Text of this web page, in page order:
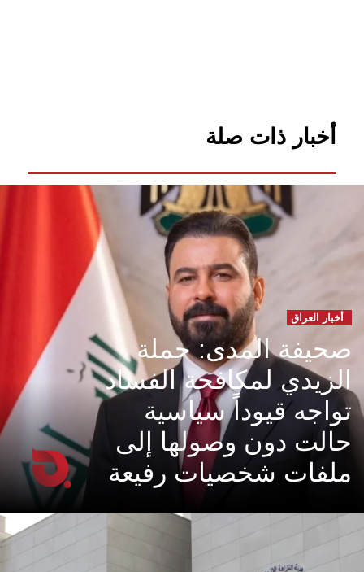
أخبار ذات صلة
أخبار العراق
صحيفة المدى: حملة
الزيدي لمكافحة الفساد
تواجه قيوداً سياسية
حالت دون وصولها إلى
ملفات شخصيات رفيعة